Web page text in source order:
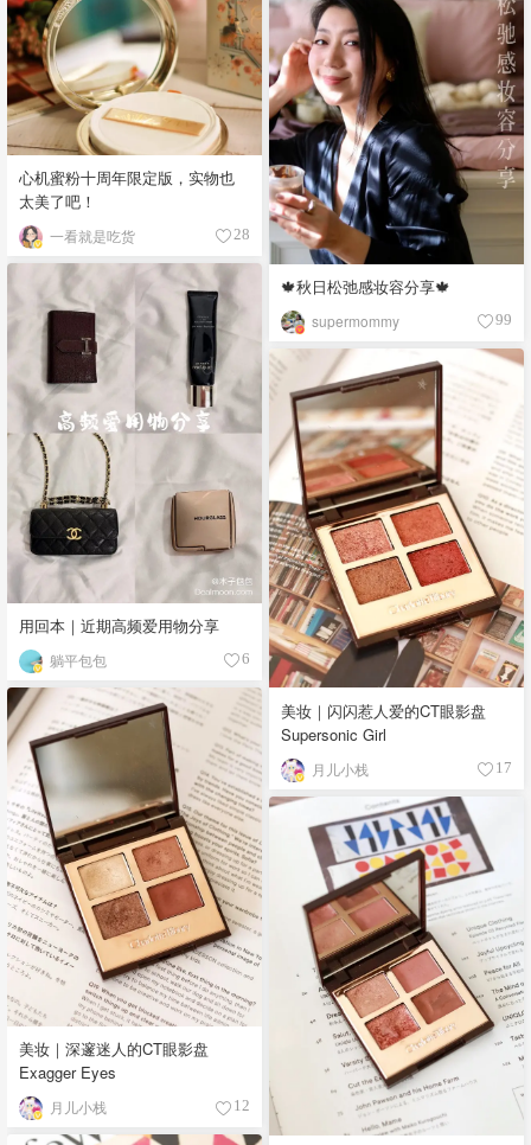
心机蜜粉十周年限定版，实物也
太美了吧！
一看就是吃货 28
🍁秋日松弛感妆容分享🍁
supermommy 99
用回本｜近期高频爱用物分享
躺平包包 6
美妆｜闪闪惹人爱的CT眼影盘
Supersonic Girl
月儿小栈 17
美妆｜深邃迷人的CT眼影盘
Exagger Eyes
月儿小栈 12